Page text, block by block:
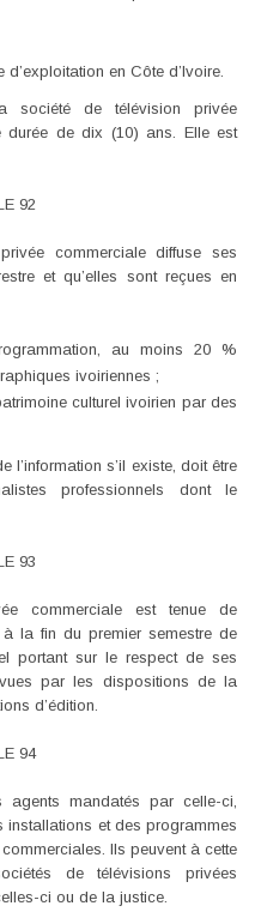
en Côte d’Ivoire.
société de télévision privée
durée de dix (10) ans. Elle est
92
commerciale diffuse ses
et qu’elles sont reçues en
au moins 20 %
ivoiriennes ;
culturel ivoirien par des
l’information s’il existe, doit être
professionnels dont le
93
commerciale est tenue de
la fin du premier semestre de
portant sur le respect de ses
par les dispositions de la
d’édition.
94
mandatés par celle-ci,
installations et des programmes
Ils peuvent à cette
de télévisions privées
ci ou de la justice.